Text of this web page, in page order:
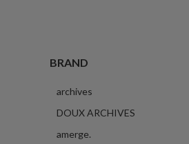
BRAND
archives
DOUX ARCHIVES
amerge.